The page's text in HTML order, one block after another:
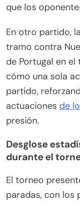
que los
En otro partido,
tramo contra
de Portugal en
cómo una sola
partido,
actuaciones de
presión.
Desglose
durante el
El torneo
paradas, con los